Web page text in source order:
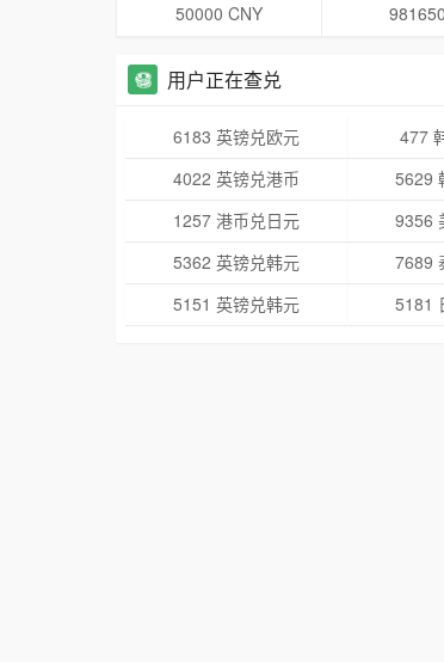
50000 CNY
用户正在查兑
6183 英镑兑欧元 477
4022 英镑兑港币
5629
1257 港币兑日元
9356
5362 英镑兑韩元
7689
5151 英镑兑韩元
5181